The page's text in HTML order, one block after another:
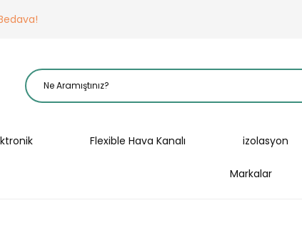
Flexible Hava Kanalı izolasyon
Markalar